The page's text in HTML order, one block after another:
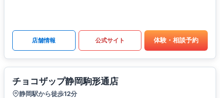
店舗情報 公式サイト 体験・相談予約
チョコザップ静岡駒形通店
静岡駅から徒歩12分